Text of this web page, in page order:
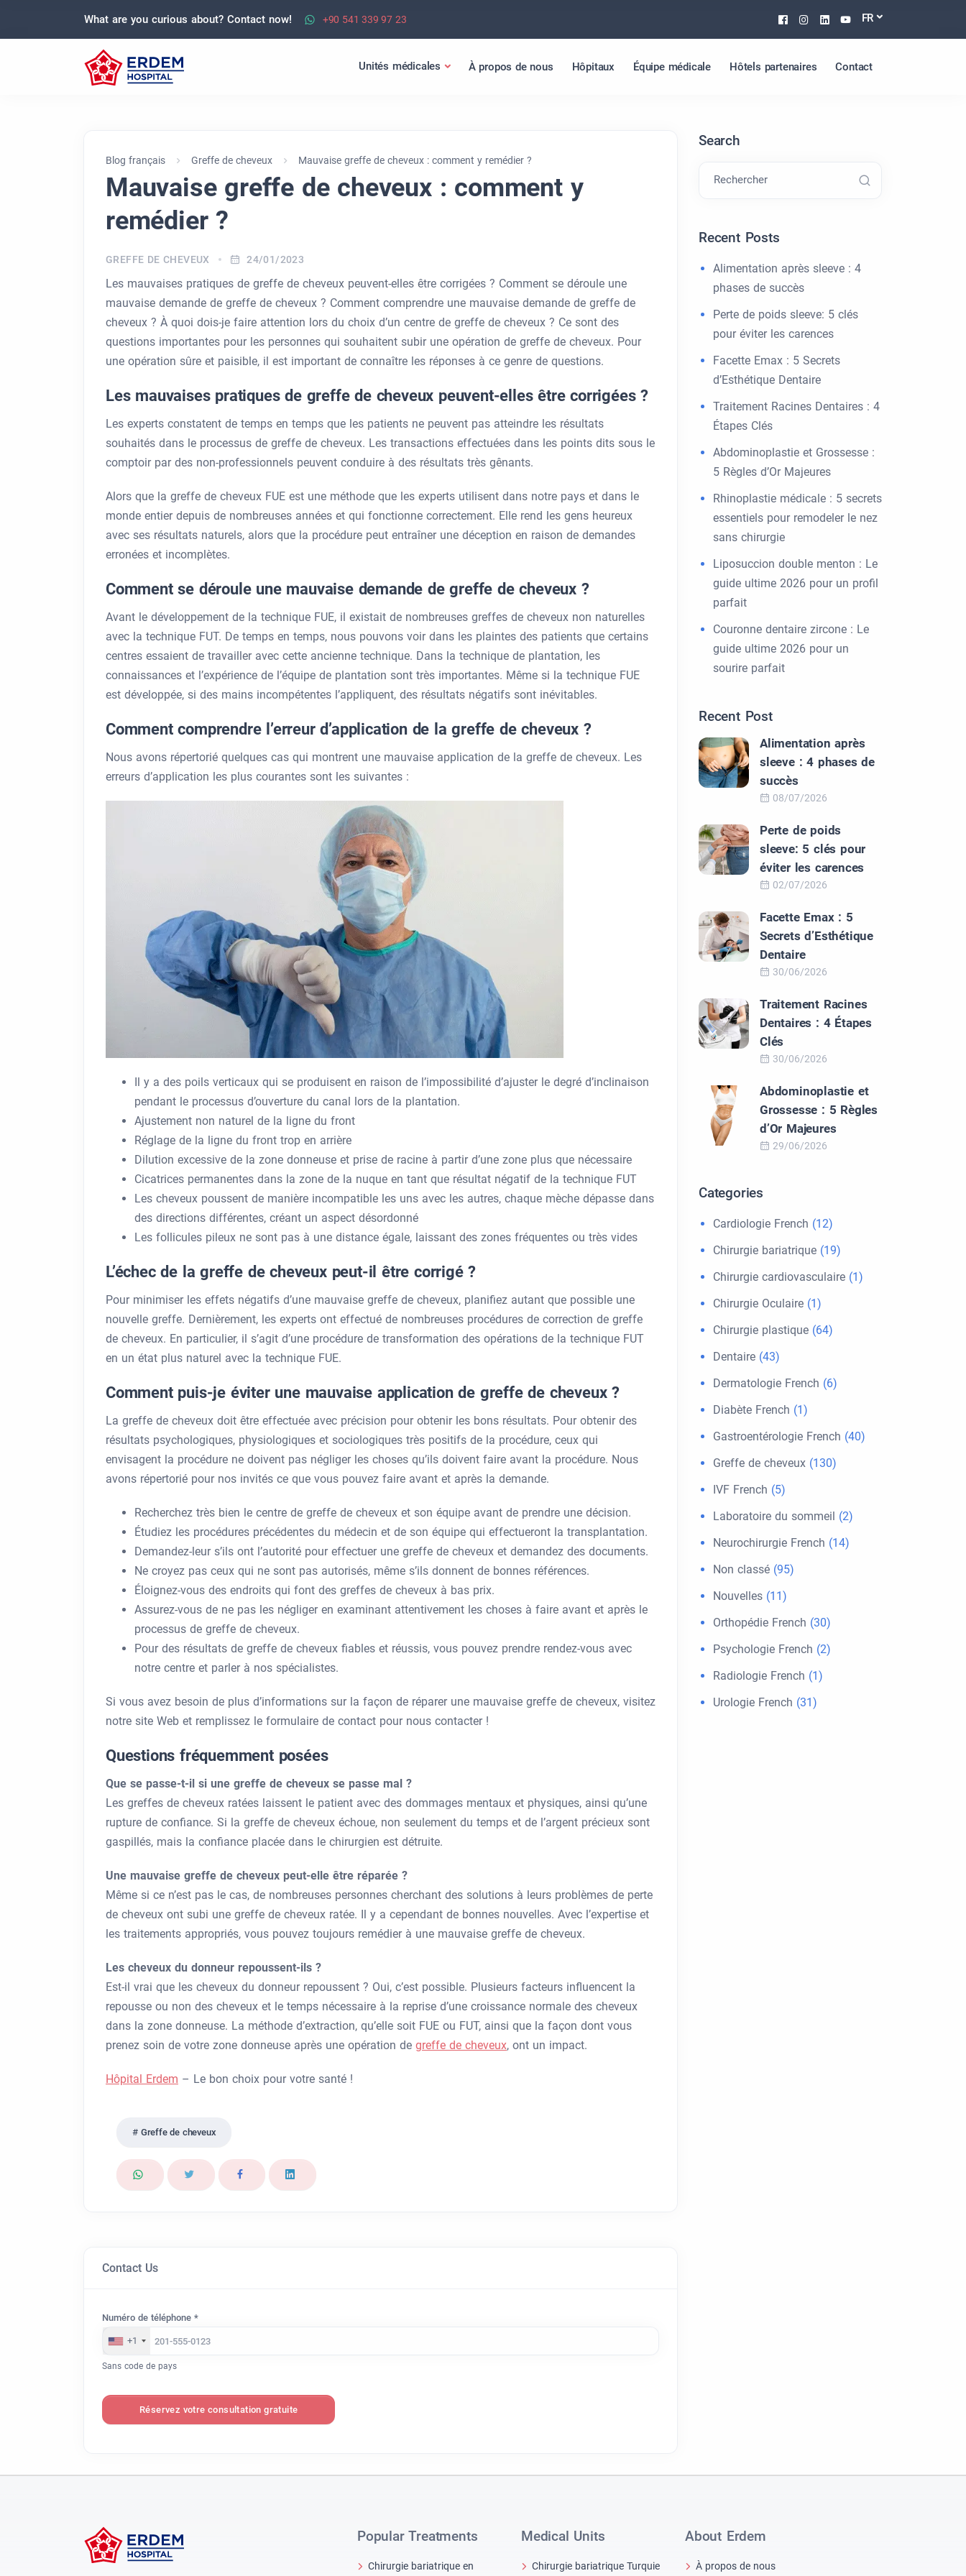
What are you curious about? Contact now! +90 541 339 97 23 Facebook
Instagram
Linkedin
Youtube
FR
Unités médicales À propos de nous Hôpitaux Équipe médicale Hôtels partenaires Contact
Blog français Greffe de cheveux Mauvaise greffe de cheveux : comment y remédier ?
Mauvaise greffe de cheveux : comment y
remédier ?
GREFFE DE CHEVEUX 24/01/2023
Les mauvaises pratiques de greffe de cheveux peuvent-elles être corrigées ? Comment se déroule une
mauvaise demande de greffe de cheveux ? Comment comprendre une mauvaise demande de greffe de
cheveux ? À quoi dois-je faire attention lors du choix d’un centre de greffe de cheveux ? Ce sont des
questions importantes pour les personnes qui souhaitent subir une opération de greffe de cheveux. Pour
une opération sûre et paisible, il est important de connaître les réponses à ce genre de questions.
Les mauvaises pratiques de greffe de cheveux peuvent-elles être corrigées ?
Les experts constatent de temps en temps que les patients ne peuvent pas atteindre les résultats
souhaités dans le processus de greffe de cheveux. Les transactions effectuées dans les points dits sous le
comptoir par des non-professionnels peuvent conduire à des résultats très gênants.
Alors que la greffe de cheveux FUE est une méthode que les experts utilisent dans notre pays et dans le
monde entier depuis de nombreuses années et qui fonctionne correctement. Elle rend les gens heureux
avec ses résultats naturels, alors que la procédure peut entraîner une déception en raison de demandes
erronées et incomplètes.
Comment se déroule une mauvaise demande de greffe de cheveux ?
Avant le développement de la technique FUE, il existait de nombreuses greffes de cheveux non naturelles
avec la technique FUT. De temps en temps, nous pouvons voir dans les plaintes des patients que certains
centres essaient de travailler avec cette ancienne technique. Dans la technique de plantation, les
connaissances et l’expérience de l’équipe de plantation sont très importantes. Même si la technique FUE
est développée, si des mains incompétentes l’appliquent, des résultats négatifs sont inévitables.
Comment comprendre l’erreur d’application de la greffe de cheveux ?
Nous avons répertorié quelques cas qui montrent une mauvaise application de la greffe de cheveux. Les
erreurs d’application les plus courantes sont les suivantes :
Il y a des poils verticaux qui se produisent en raison de l’impossibilité d’ajuster le degré d’inclinaison
pendant le processus d’ouverture du canal lors de la plantation.
Ajustement non naturel de la ligne du front
Réglage de la ligne du front trop en arrière
Dilution excessive de la zone donneuse et prise de racine à partir d’une zone plus que nécessaire
Cicatrices permanentes dans la zone de la nuque en tant que résultat négatif de la technique FUT
Les cheveux poussent de manière incompatible les uns avec les autres, chaque mèche dépasse dans
des directions différentes, créant un aspect désordonné
Les follicules pileux ne sont pas à une distance égale, laissant des zones fréquentes ou très vides
L’échec de la greffe de cheveux peut-il être corrigé ?
Pour minimiser les effets négatifs d’une mauvaise greffe de cheveux, planifiez autant que possible une
nouvelle greffe. Dernièrement, les experts ont effectué de nombreuses procédures de correction de greffe
de cheveux. En particulier, il s’agit d’une procédure de transformation des opérations de la technique FUT
en un état plus naturel avec la technique FUE.
Comment puis-je éviter une mauvaise application de greffe de cheveux ?
La greffe de cheveux doit être effectuée avec précision pour obtenir les bons résultats. Pour obtenir des
résultats psychologiques, physiologiques et sociologiques très positifs de la procédure, ceux qui
envisagent la procédure ne doivent pas négliger les choses qu’ils doivent faire avant la procédure. Nous
avons répertorié pour nos invités ce que vous pouvez faire avant et après la demande.
Recherchez très bien le centre de greffe de cheveux et son équipe avant de prendre une décision.
Étudiez les procédures précédentes du médecin et de son équipe qui effectueront la transplantation.
Demandez-leur s’ils ont l’autorité pour effectuer une greffe de cheveux et demandez des documents.
Ne croyez pas ceux qui ne sont pas autorisés, même s’ils donnent de bonnes références.
Éloignez-vous des endroits qui font des greffes de cheveux à bas prix.
Assurez-vous de ne pas les négliger en examinant attentivement les choses à faire avant et après le
processus de greffe de cheveux.
Pour des résultats de greffe de cheveux fiables et réussis, vous pouvez prendre rendez-vous avec
notre centre et parler à nos spécialistes.
Si vous avez besoin de plus d’informations sur la façon de réparer une mauvaise greffe de cheveux, visitez
notre site Web et remplissez le formulaire de contact pour nous contacter !
Questions fréquemment posées
Que se passe-t-il si une greffe de cheveux se passe mal ?
Les greffes de cheveux ratées laissent le patient avec des dommages mentaux et physiques, ainsi qu’une
rupture de confiance. Si la greffe de cheveux échoue, non seulement du temps et de l’argent précieux sont
gaspillés, mais la confiance placée dans le chirurgien est détruite.
Une mauvaise greffe de cheveux peut-elle être réparée ?
Même si ce n’est pas le cas, de nombreuses personnes cherchant des solutions à leurs problèmes de perte
de cheveux ont subi une greffe de cheveux ratée. Il y a cependant de bonnes nouvelles. Avec l’expertise et
les traitements appropriés, vous pouvez toujours remédier à une mauvaise greffe de cheveux.
Les cheveux du donneur repoussent-ils ?
Est-il vrai que les cheveux du donneur repoussent ? Oui, c’est possible. Plusieurs facteurs influencent la
repousse ou non des cheveux et le temps nécessaire à la reprise d’une croissance normale des cheveux
dans la zone donneuse. La méthode d’extraction, qu’elle soit FUE ou FUT, ainsi que la façon dont vous
prenez soin de votre zone donneuse après une opération de greffe de cheveux, ont un impact.
Hôpital Erdem – Le bon choix pour votre santé !
Greffe de cheveux
Contact Us
Numéro de téléphone *
+1
Sans code de pays
Réservez votre consultation gratuite
Search
Rechercher
Recent Posts
Alimentation après sleeve : 4
phases de succès
Perte de poids sleeve: 5 clés
pour éviter les carences
Facette Emax : 5 Secrets
d’Esthétique Dentaire
Traitement Racines Dentaires : 4
Étapes Clés
Abdominoplastie et Grossesse :
5 Règles d’Or Majeures
Rhinoplastie médicale : 5 secrets
essentiels pour remodeler le nez
sans chirurgie
Liposuccion double menton : Le
guide ultime 2026 pour un profil
parfait
Couronne dentaire zircone : Le
guide ultime 2026 pour un
sourire parfait
Recent Post
Alimentation après
sleeve : 4 phases de
succès
08/07/2026
Perte de poids
sleeve: 5 clés pour
éviter les carences
02/07/2026
Facette Emax : 5
Secrets d’Esthétique
Dentaire
30/06/2026
Traitement Racines
Dentaires : 4 Étapes
Clés
30/06/2026
Abdominoplastie et
Grossesse : 5 Règles
d’Or Majeures
29/06/2026
Categories
Cardiologie French (12)
Chirurgie bariatrique (19)
Chirurgie cardiovasculaire (1)
Chirurgie Oculaire (1)
Chirurgie plastique (64)
Dentaire (43)
Dermatologie French (6)
Diabète French (1)
Gastroentérologie French (40)
Greffe de cheveux (130)
IVF French (5)
Laboratoire du sommeil (2)
Neurochirurgie French (14)
Non classé (95)
Nouvelles (11)
Orthopédie French (30)
Psychologie French (2)
Radiologie French (1)
Urologie French (31)
Popular Treatments
Chirurgie bariatrique en
Medical Units
Chirurgie bariatrique Turquie
About Erdem
À propos de nous